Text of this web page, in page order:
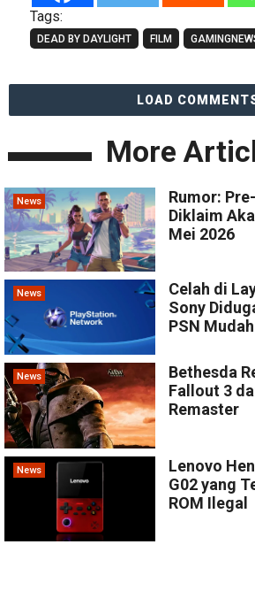
Tags:
DEAD BY DAYLIGHT FILM
LOAD
More
News
Rumor:
Diklaim
Mei 2026
News
Celah di
Sony
PSN
News
Bethesda
Fallout 3
Remaster
News
Lenovo
G02 yang
ROM Ilegal